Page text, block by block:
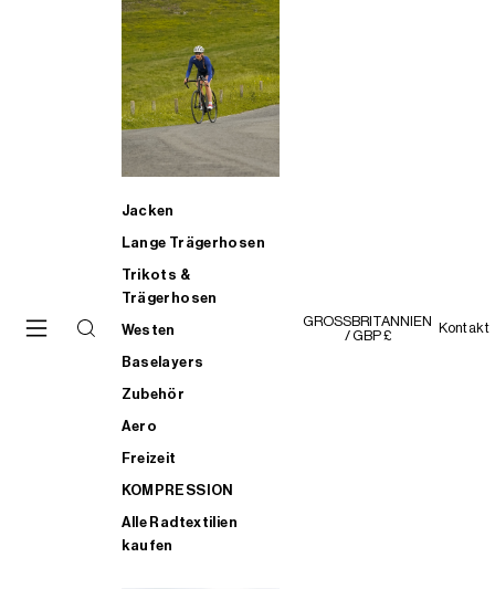
Jacken
Lange Trägerhosen
Trikots &
Trägerhosen
Westen
Baselayers
Zubehör
Aero
Freizeit
KOMPRESSION
Alle Radtextilien
kaufen
GROSSBRITANNIEN
/ GBP £
Kontakt